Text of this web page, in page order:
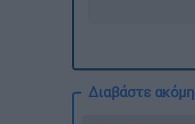
Διαβάστε ακόμη